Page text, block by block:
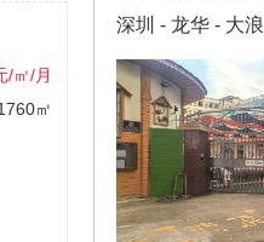
/㎡/月
㎡
深圳 - 龙华 - 大浪